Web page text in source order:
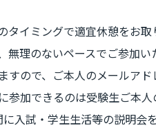
イミングで適宜休憩をお取
理のないペースでご参加い
ので、ご本人のメールアド
加できるのは受験生ご本
入試・学生生活等の説明会を